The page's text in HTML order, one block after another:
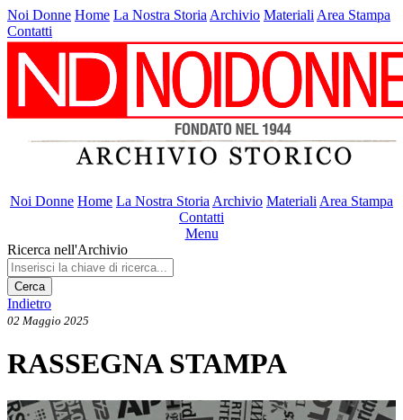
Noi Donne Home La Nostra Storia Archivio Materiali Area Stampa
Contatti
Noi Donne Home La Nostra Storia Archivio Materiali Area Stampa
Contatti
Menu
Ricerca nell'Archivio
Cerca
Indietro
02 Maggio 2025
RASSEGNA STAMPA